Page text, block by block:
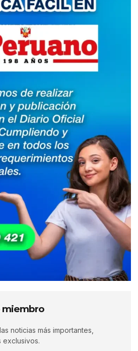
miembro
noticias más importantes,
exclusivos.